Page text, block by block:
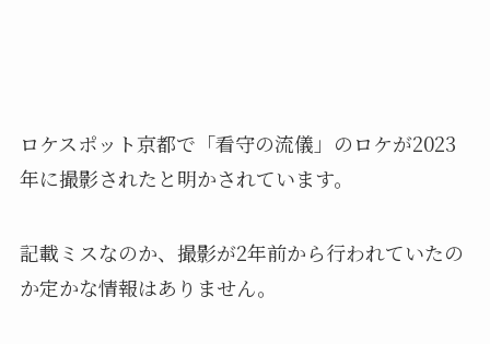
ロケスポット京都で「看守の流儀」のロケが2023
年に撮影されたと明かされています。
記載ミスなのか、撮影が2年前から行われていたの
か定かな情報はありません。